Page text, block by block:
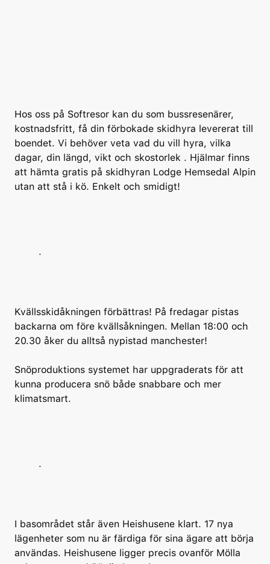
Hos oss på Softresor kan du som bussresenärer,
kostnadsfritt, få din förbokade skidhyra levererat till
boendet. Vi behöver veta vad du vill hyra, vilka
dagar, din längd, vikt och skostorlek . Hjälmar finns
att hämta gratis på skidhyran Lodge Hemsedal Alpin
utan att stå i kö. Enkelt och smidigt!
.
Kvällsskidåkningen förbättras! På fredagar pistas
backarna om före kvällsåkningen. Mellan 18:00 och
20.30 åker du alltså nypistad manchester!
Snöproduktions systemet har uppgraderats för att
kunna producera snö både snabbare och mer
klimatsmart.
.
I basområdet står även Heishusene klart. 17 nya
lägenheter som nu är färdiga för sina ägare att börja
användas. Heishusene ligger precis ovanför Mölla